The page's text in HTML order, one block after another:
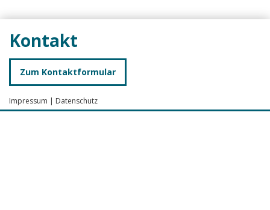
Kontakt
Zum Kontaktformular
Impressum | Datenschutz